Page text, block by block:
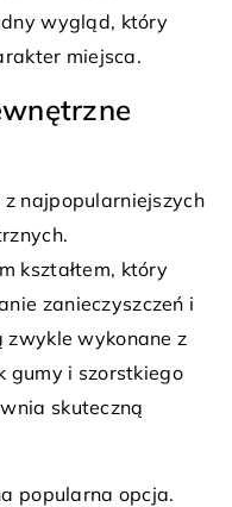
wygląd, który
miejsca.
najpopularniejszych
kształtem, który
zanieczyszczeń i
zwykle wykonane z
gumy i szorstkiego
skuteczną
popularna opcja.